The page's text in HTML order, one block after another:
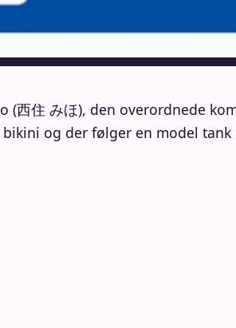
西住 みほ), den overordnede
og der følger en model